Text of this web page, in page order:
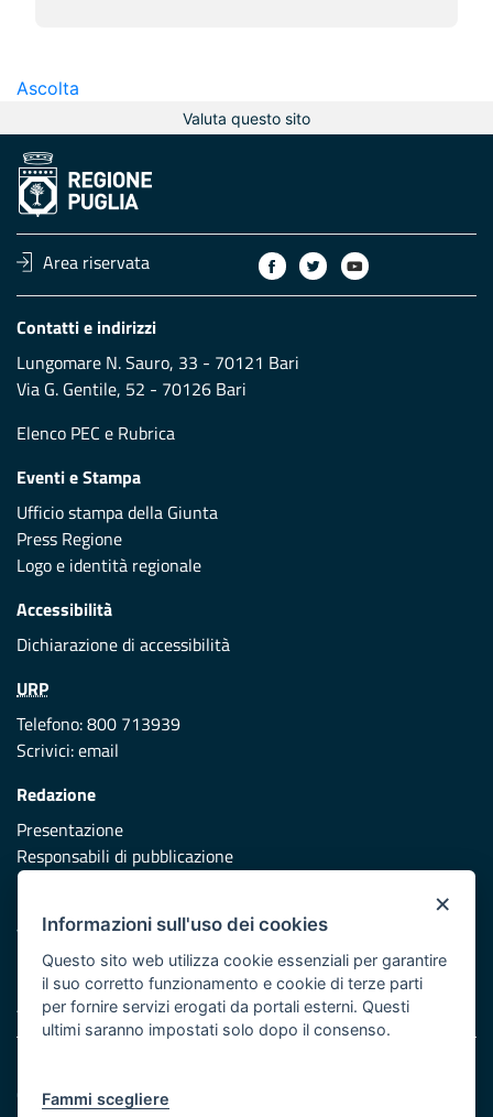
Ascolta
Valuta questo sito
Area riservata
Contatti e indirizzi
Lungomare N. Sauro, 33 - 70121 Bari
Via G. Gentile, 52 - 70126 Bari
Elenco PEC e Rubrica
Eventi e Stampa
Ufficio stampa della Giunta
Press Regione
Logo e identità regionale
Accessibilità
Dichiarazione di accessibilità
URP
Telefono: 800 713939
Scrivici:email
Redazione
Presentazione
Responsabili di pubblicazione
Vai al sito di Protezione Civile Puglia
Iniziativa finanziata con risorse del POR Puglia 2014/2020 -
Asse XI
Cookie e privacy
×
Informazioni sull'uso dei cookies
Questo sito web utilizza cookie essenziali per garantire
il suo corretto funzionamento e cookie di terze parti
per fornire servizi erogati da portali esterni. Questi
ultimi saranno impostati solo dopo il consenso.
Fammi scegliere